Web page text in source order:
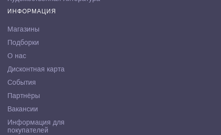
ИНФОРМАЦИЯ
Магазины
Подборки
О нас
Дисконтная карта
События
Партнёры
Вакансии
Информация для
покупателей